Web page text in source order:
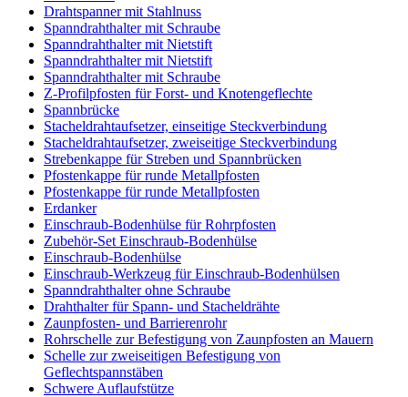
Drahtspanner mit Stahlnuss
Spanndrahthalter mit Schraube
Spanndrahthalter mit Nietstift
Spanndrahthalter mit Nietstift
Spanndrahthalter mit Schraube
Z-Profilpfosten für Forst- und Knotengeflechte
Spannbrücke
Stacheldrahtaufsetzer, einseitige Steckverbindung
Stacheldrahtaufsetzer, zweiseitige Steckverbindung
Strebenkappe für Streben und Spannbrücken
Pfostenkappe für runde Metallpfosten
Pfostenkappe für runde Metallpfosten
Erdanker
Einschraub-Bodenhülse für Rohrpfosten
Zubehör-Set Einschraub-Bodenhülse
Einschraub-Bodenhülse
Einschraub-Werkzeug für Einschraub-Bodenhülsen
Spanndrahthalter ohne Schraube
Drahthalter für Spann- und Stacheldrähte
Zaunpfosten- und Barrierenrohr
Rohrschelle zur Befestigung von Zaunpfosten an Mauern
Schelle zur zweiseitigen Befestigung von
Geflechtspannstäben
Schwere Auflaufstütze